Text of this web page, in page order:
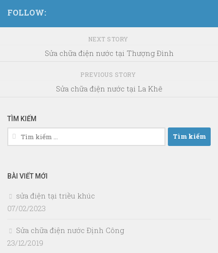
FOLLOW:
NEXT STORY
Sửa chữa điện nước tại Thượng Đình
PREVIOUS STORY
Sửa chữa điện nước tại La Khê
TÌM KIẾM
Tìm
kiếm
BÀI VIẾT MỚI
sửa điện tại triều khúc
07/02/2023
Sửa chữa điện nước Định Công
23/12/2019